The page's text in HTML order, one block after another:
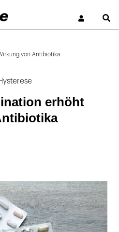
von Antibiotika
erhöht